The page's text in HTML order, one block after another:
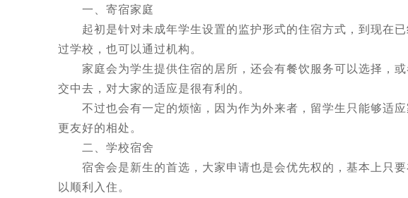
一、寄宿家庭
起初是针对未成年学生设置的监护形式的住宿方式，到现在已
过学校，也可以通过机构。
家庭会为学生提供住宿的居所，还会有餐饮服务可以选择，或
交中去，对大家的适应是很有利的。
不过也会有一定的烦恼，因为作为外来者，留学生只能够适应
更友好的相处。
二、学校宿舍
宿舍会是新生的首选，大家申请也是会优先权的，基本上只要
以顺利入住。